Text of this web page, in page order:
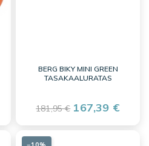
BERG BIKY MINI GREEN
TASAKAALURATAS
181,95 € 167,39 €